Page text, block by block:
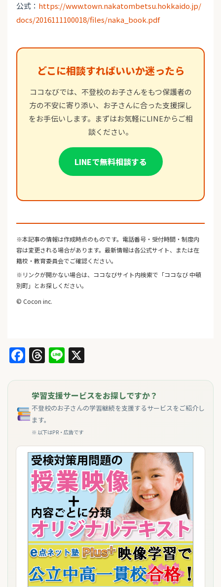
公式： https://www.town.nakatombetsu.hokkaido.jp/
docs/2016111100018/files/naka_book.pdf
どこに相談すればいいか迷ったら
ココなびでは、不登校のお子さんをもつ保護者の
方の不安に寄り添い、お子さんに合った支援探し
をお手伝いします。まずはお気軽にLINEからご相
談ください。
LINEで無料相談する
※本記事の情報は作成時点のものです。電話番号・受付時間・制度内
容は変更される場合があります。最新情報は各公式サイト、または在
籍校・教育委員会でご確認ください。
※リンクが開かない場合は、ココなびサイト内検索で「ココなび 中頓
別町」とお探しください。
© Cocon inc.
Facebook
Threads
Line
学習支援サービスをお探しですか？
不登校のお子さんの学習継続を支援するサービスをご紹介し
ます。
※ 以下はPR・広告です